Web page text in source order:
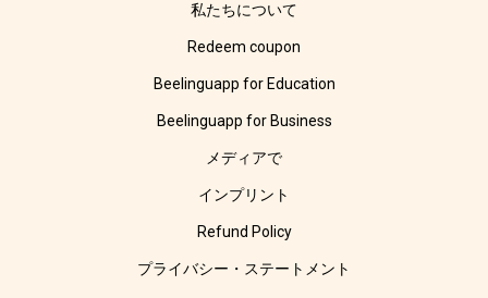
私たちについて
Redeem coupon
Beelinguapp for Education
Beelinguapp for Business
メディアで
インプリント
Refund Policy
プライバシー・ステートメント